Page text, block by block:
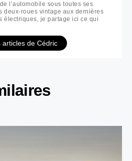
l’automobile sous toutes ses
deux-roues vintage aux dernières
électriques, je partage ici ce qui
articles de Cédric